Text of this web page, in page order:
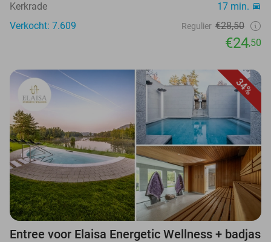
Kerkrade
17 min.
Verkocht: 7.609
Regulier €28,50
€24,50
34%
Entree voor Elaisa Energetic Wellness + badjas